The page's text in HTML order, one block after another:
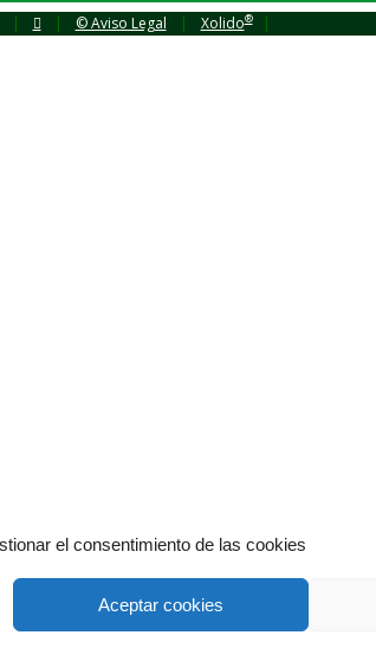
el consentimiento de las cookies
Aceptar cookies
| | © Aviso Legal | Xolido® |